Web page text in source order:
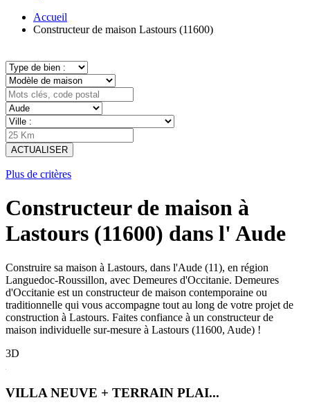
Accueil
Constructeur de maison Lastours (11600)
ACTUALISER
Plus de critères
Constructeur de maison à
Lastours (11600) dans l' Aude
Construire sa maison à Lastours, dans l'Aude (11), en région
Languedoc-Roussillon, avec Demeures d'Occitanie. Demeures
d'Occitanie est un constructeur de maison contemporaine ou
traditionnelle qui vous accompagne tout au long de votre projet de
construction à Lastours. Faites confiance à un constructeur de
maison individuelle sur-mesure à Lastours (11600, Aude) !
3D
VILLA NEUVE + TERRAIN PLAI...